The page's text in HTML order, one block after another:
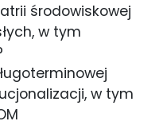
środowiskowej
w tym
w tym